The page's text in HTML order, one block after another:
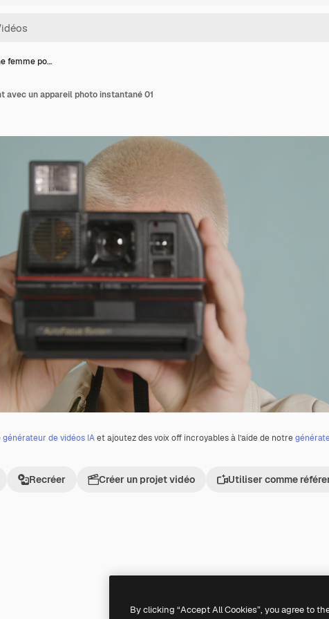
femme po…
générateur de vidéos IAet ajoutez des voix off incroyables à l’aide de notre
Recréer Créer un projet vidéo Utiliser comme
avec un appareil photo instantané 01
By clicking “Accept All Cookies”, you agree to